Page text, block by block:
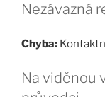
Nezávazná
Chyba:
Na viděnou